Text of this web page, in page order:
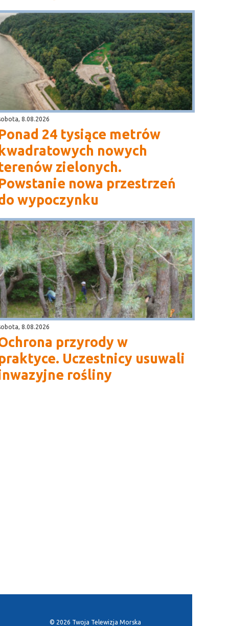
8.08.2026
24 tysiące metrów
kwadratowych nowych
zielonych.
nowa przestrzeń
wypoczynku
8.08.2026
przyrody w
Uczestnicy usuwali
rośliny
© 2026 Twoja Telewizja Morska